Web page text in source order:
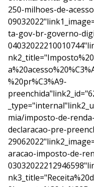
250-milhoes-de-
ta-gov-br-governo-
%20pr%C3%A9-
mia/imposto-de-
declaracao-pre-
aracao-imposto-de-